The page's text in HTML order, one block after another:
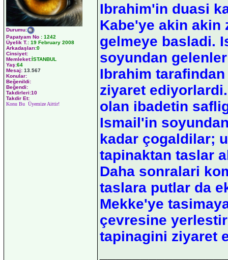
Durumu:
Papatyam No : 1242
Üyelik T.: 19 February 2008
Arkadaşları:0
Cinsiyet:
Memleket:İSTANBUL
Yaş:64
Mesaj: 13.567
Konular:
Beğenildi:
Beğendi:
Takdirleri:10
Takdir Et:
Konu Bu Üyemize Aittir!
Ibrahim'in duasi
Kabe'ye akin akin
gelmeye basladi.
soyundan
Ibrahim
ziyaret
olan ibadetin
Ismail'in
kadar çogaldilar;
tapinaktan taslar
Daha sonralari
taslara putlar da
Mekke'ye
çevresine
tapinagini ziyaret